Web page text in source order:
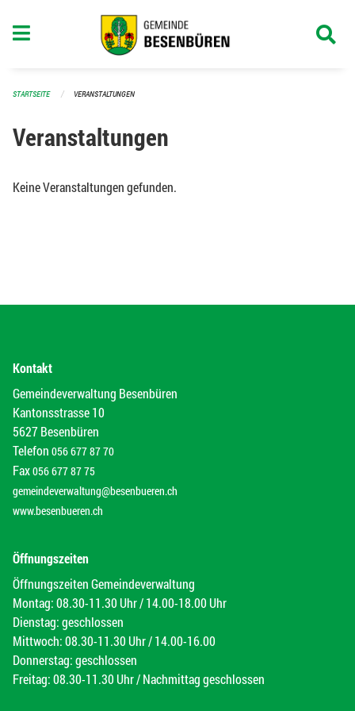
STARTSEITE VERANSTALTUNGEN
Veranstaltungen
Keine Veranstaltungen gefunden.
Kontakt
Gemeindeverwaltung Besenbüren
Kantonsstrasse 10
5627 Besenbüren
Telefon 056 677 87 70
Fax056 677 87 75
gemeindeverwaltung@besenbueren.ch
www.besenbueren.ch
Öffnungszeiten
Öffnungszeiten Gemeindeverwaltung
Montag: 08.30-11.30 Uhr / 14.00-18.00 Uhr
Dienstag: geschlossen
Mittwoch: 08.30-11.30 Uhr / 14.00-16.00
Donnerstag: geschlossen
Freitag: 08.30-11.30 Uhr / Nachmittag geschlossen